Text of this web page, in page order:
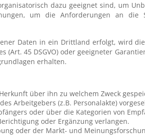
dazu geeignet sind, um
um die Anforderungen an die
Daten in ein Drittland erfolgt, wird
45 DSGVO) oder geeigneter
erhalten.
über ihn zu welchem Zweck
Arbeitgebers (z.B. Personalakte)
oder über die Kategorien von
oder Ergänzung verlangen.
oder der Markt- und